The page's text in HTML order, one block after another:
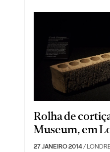
Rolha de
Museum, em
27 JANEIRO 2014/